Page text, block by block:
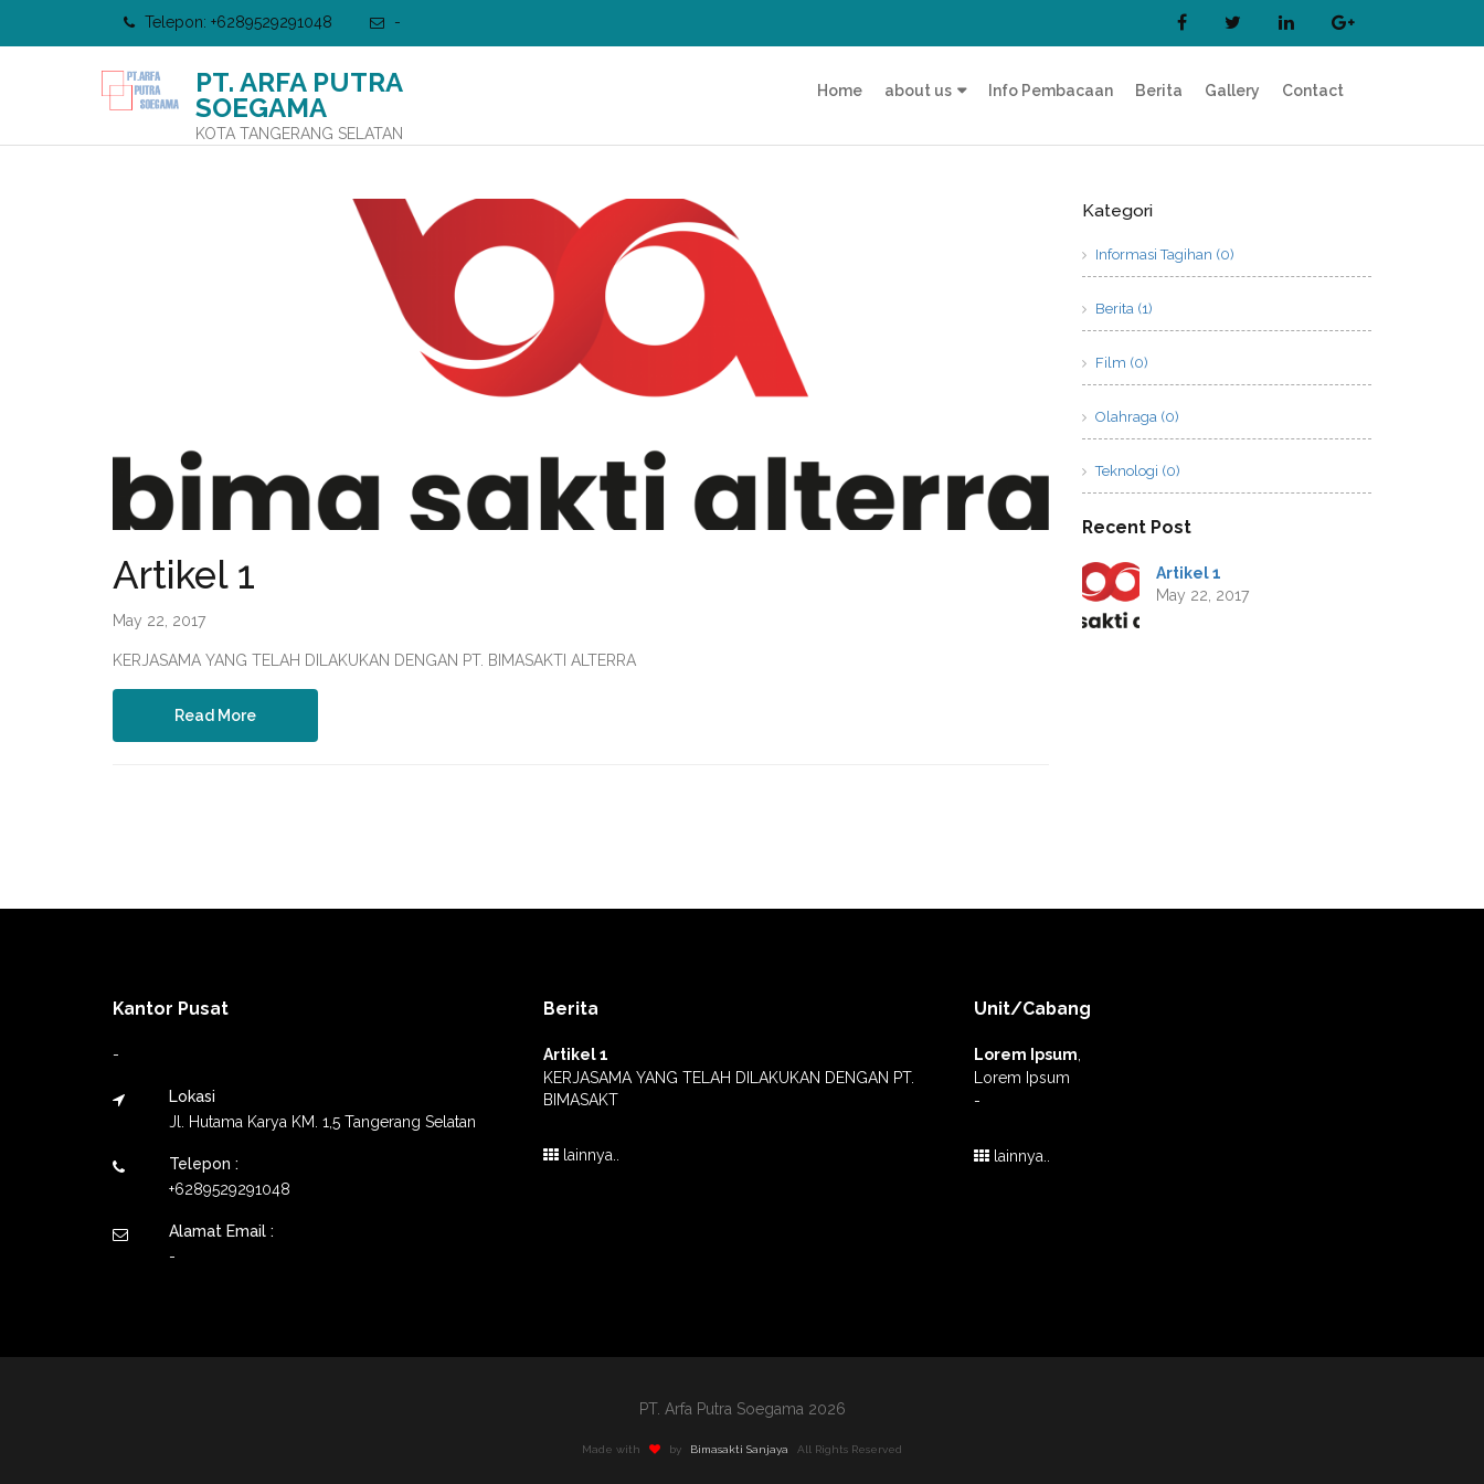
Telepon: +6289529291048 -
PT. ARFA PUTRA
SOEGAMA
KOTA TANGERANG SELATAN
Home about us Info Pembacaan Berita Gallery Contact
Artikel 1
May 22, 2017
KERJASAMA YANG TELAH DILAKUKAN DENGAN PT. BIMASAKTI ALTERRA
Read More
Kategori
Informasi Tagihan (0)
Berita (1)
Film (0)
Olahraga (0)
Teknologi (0)
Recent Post
Artikel 1
May 22, 2017
Kantor Pusat
-
Lokasi
Jl. Hutama Karya KM. 1,5 Tangerang Selatan
Telepon :
+6289529291048
Alamat Email :
-
Berita
Artikel 1
KERJASAMA YANG TELAH DILAKUKAN DENGAN PT.
BIMASAKT
lainnya..
Unit/Cabang
Lorem Ipsum
Lorem Ipsum
-
lainnya..
PT. Arfa Putra Soegama 2026
Made with by Bimasakti Sanjaya All Rights Reserved